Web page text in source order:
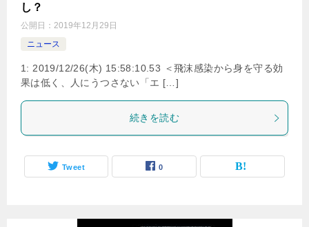
し？
公開日： 2019年12月29日
ニュース
1: 2019/12/26(木) 15:58:10.53 ＜飛沫感染から身を守る効
果は低く、人にうつさない「エ […]
続きを読む
Tweet 0